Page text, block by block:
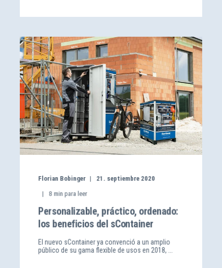
Florian Bobinger 21. septiembre 2020
8 min para leer
Personalizable, práctico, ordenado:
los beneficios del sContainer
El nuevo sContainer ya convenció a un amplio
público de su gama flexible de usos en 2018, ...